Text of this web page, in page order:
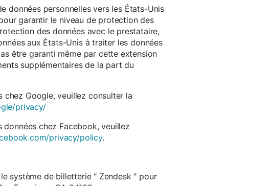
données personnelles vers les États-Unis
garantir le niveau de protection des
des données avec le prestataire,
aux États-Unis à traiter les données
être garanti même par cette extension
supplémentaires de la part du
Google, veuillez consulter la
privacy/
chez Facebook, veuillez
privacy/policy.
système de billetterie " Zendesk " pour